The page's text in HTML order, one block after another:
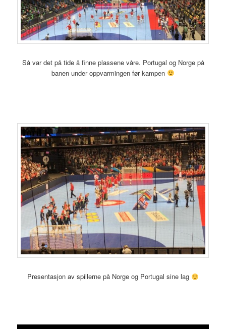
Så var det på tide å finne plassene våre. Portugal og Norge på
banen under oppvarmingen før kampen
Presentasjon av spillerne på Norge og Portugal sine lag